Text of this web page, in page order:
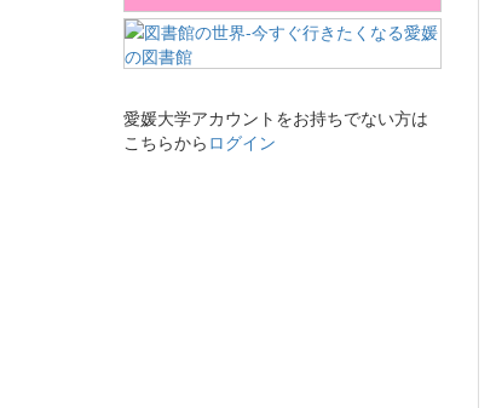
愛媛大学アカウントをお持ちでない方は
こちらから ログイン